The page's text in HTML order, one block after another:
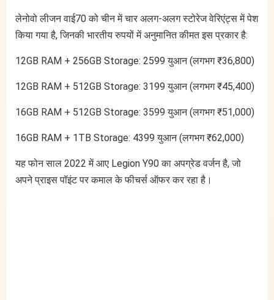
लेनोवो लीजन वाई70 को चीन में चार अलग-अलग स्टोरेज वेरिएंट्स में पेश
किया गया है, जिनकी भारतीय रुपयों में अनुमानित कीमत इस प्रकार है:
12GB RAM + 256GB Storage: 2599 युआन (लगभग ₹36,800)
12GB RAM + 512GB Storage: 3199 युआन (लगभग ₹45,400)
16GB RAM + 512GB Storage: 3599 युआन (लगभग ₹51,000)
16GB RAM + 1TB Storage: 4399 युआन (लगभग ₹62,000)
यह फोन साल 2022 में आए Legion Y90 का अपग्रेड वर्जन है, जो
अपने प्राइस पॉइंट पर कमाल के फीचर्स ऑफर कर रहा है।